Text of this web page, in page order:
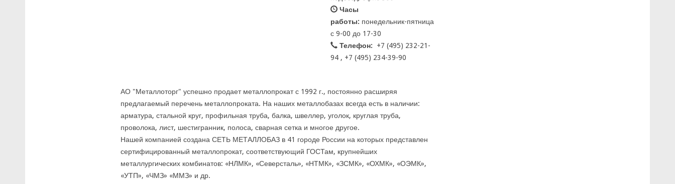
Часы
работы: понедельник-пятница
с 9-00 до 17-30
Телефон:
+7 (495) 232-21-
94 , +7 (495) 234-39-90
АО "Металлоторг" успешно продает металлопрокат с 1992 г., постоянно расширяя
предлагаемый перечень металлопроката. На наших металлобазах всегда есть в наличии:
арматура, стальной круг, профильная труба, балка, швеллер, уголок, круглая труба,
проволока, лист, шестигранник, полоса, сварная сетка и многое другое.
Нашей компанией создана СЕТЬ МЕТАЛЛОБАЗ в 41 городе России на которых представлен
сертифицированный металлопрокат, соответствующий ГОСТам, крупнейших
металлургических комбинатов: «НЛМК», «Северсталь», «НТМК», «ЗСМК», «ОХМК», «ОЭМК»,
«УТП», «ЧМЗ» «ММЗ» и др.